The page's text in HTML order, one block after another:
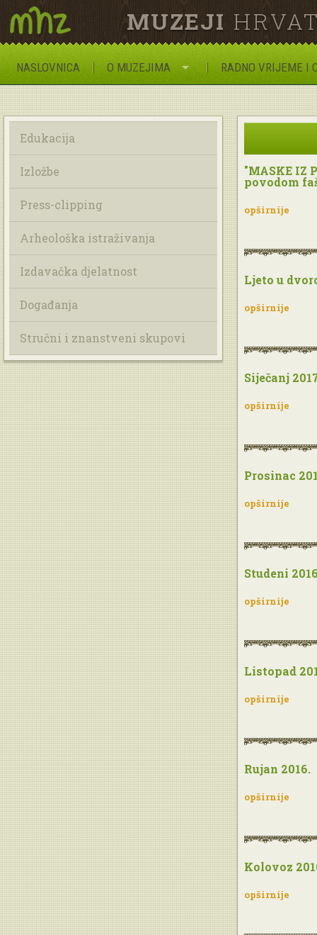
MUZEJI
NASLOVNICA O MUZEJIMA RADNO VRIJEME I
Edukacija
Izložbe
Press-clipping
Arheološka istraživanja
Izdavačka djelatnost
Događanja
Stručni i znanstveni skupovi
"MASKE IZ
povodom
opširnije
Ljeto u
opširnije
Siječanj
opširnije
Prosinac
opširnije
Studeni
opširnije
Listopad
opširnije
Rujan 2016.
opširnije
Kolovoz
opširnije